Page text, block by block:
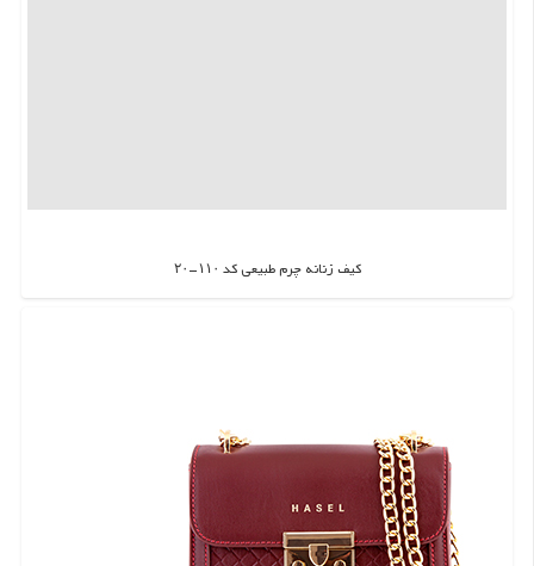
کیف زنانه چرم طبیعی کد ۱۱۰-۲۰
اطلاعات بیشتر